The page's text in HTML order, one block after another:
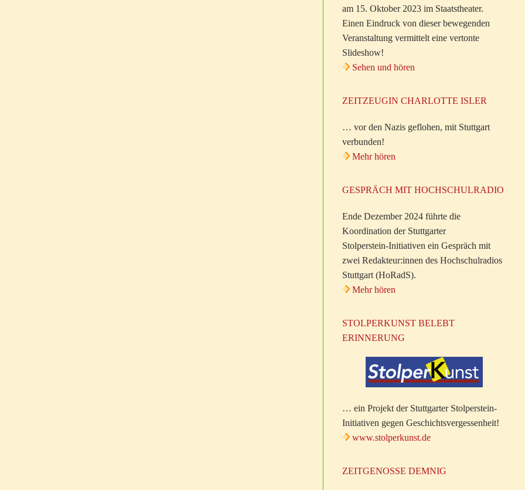
am 15. Oktober 2023 im Staatstheater.
Einen Eindruck von dieser bewegenden
Veranstaltung vermittelt eine vertonte
Slideshow!
Sehen und hören
ZEITZEUGIN CHARLOTTE ISLER
… vor den Nazis geflohen, mit Stuttgart
verbunden!
Mehr hören
GESPRÄCH MIT HOCHSCHULRADIO
Ende Dezember 2024 führte die
Koordination der Stuttgarter
Stolperstein-Initiativen ein Gespräch mit
zwei Redakteur:innen des Hochschulradios
Stuttgart (HoRadS).
Mehr hören
STOLPERKUNST BELEBT
ERINNERUNG
… ein Projekt der Stuttgarter Stolperstein-
Initiativen gegen Geschichtsvergessenheit!
www.stolperkunst.de
ZEITGENOSSE DEMNIG